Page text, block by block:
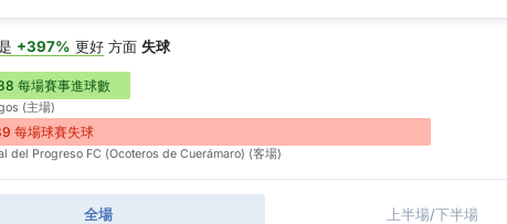
+397% 更好 方面失球
每場賽事進球數
(主場)
每場球賽失球
del Progreso FC (Ocoteros de Cuerámaro) (客場)
全場 上半場/下半場